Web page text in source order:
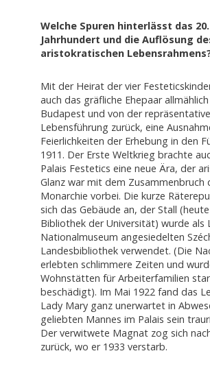
Welche Spuren hinterlässt das 20.
Jahrhundert und die Auflösung
aristokratischen
Mit der Heirat der vier
auch das gräfliche Ehepaar
Budapest und von der
Lebensführung zurück, eine
Feierlichkeiten der Erhebung in den
1911. Der Erste Weltkrieg brachte
Palais Festetics eine neue Ära, der
Glanz war mit dem Zusammenbruch
Monarchie vorbei. Die kurze
sich das Gebäude an, der Stall
Bibliothek der Universität) wurde als
Nationalmuseum angesiedelten
Landesbibliothek verwendet. (Die
erlebten schlimmere Zeiten und
Wohnstätten für Arbeiterfamilien
beschädigt). Im Mai 1922 fand das
Lady Mary ganz unerwartet in
geliebten Mannes im Palais sein
Der verwitwete Magnat zog sich
zurück, wo er 1933 verstarb.